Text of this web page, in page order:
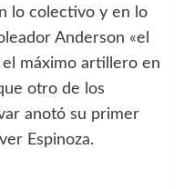
lo colectivo y en lo
Anderson «el
máximo artillero en
otro de los
anotó su primer
Espinoza.